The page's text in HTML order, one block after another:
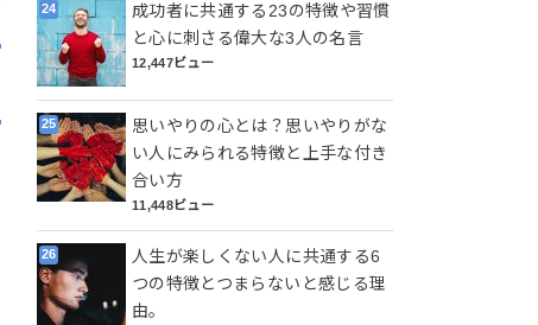
成功者に共通する23の特徴や習慣
と心に刺さる偉大な3人の名言
12,447ビュー
思いやりの心とは？思いやりがな
い人にみられる特徴と上手な付き
合い方
11,448ビュー
人生が楽しくない人に共通する6
つの特徴とつまらないと感じる理
由。